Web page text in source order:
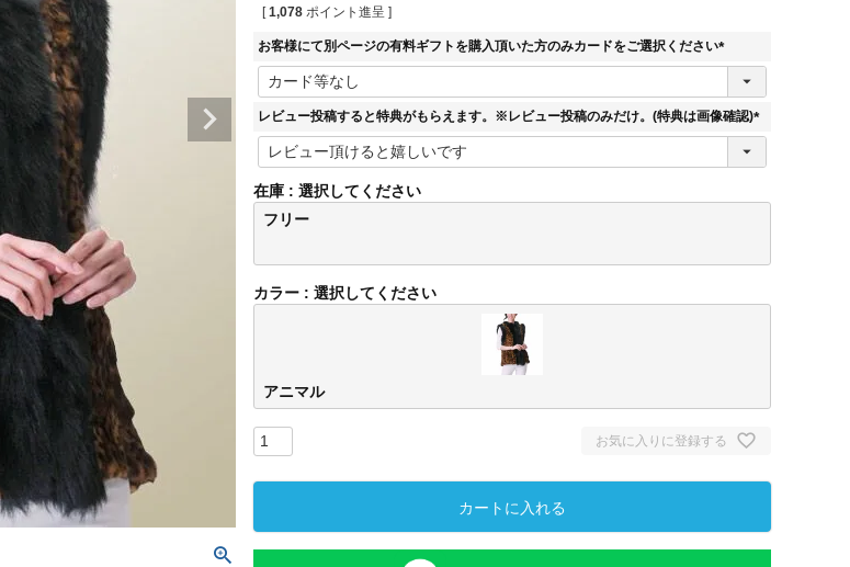
[ 1,078 ポイント進呈 ]
お客様にて別ページの有料ギフトを購入頂いた方のみカードをご選択ください
(
須
レビュー投稿すると特典がもらえます。※レビュー投稿のみだけ。(特典は画像確認)
(
)
在庫
選択してください
フリー
カラー 選択してください
アニマル
お気に入りに登録する
カートに入れる